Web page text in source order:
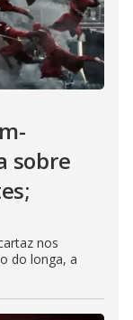
sobre
nos
do longa, a